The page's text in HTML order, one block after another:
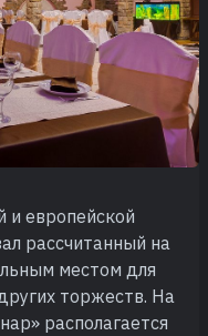
и европейской
рассчитанный на
местом для
торжеств. На
располагается